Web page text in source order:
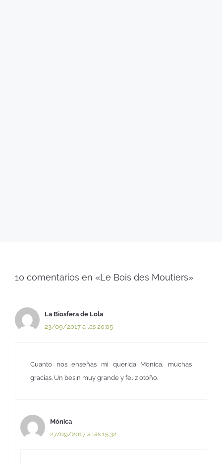
10 comentarios en «Le Bois des Moutiers»
La Biosfera de Lola
23/09/2017 a las 20:05
Cuanto nos enseñas mi querida Monica, muchas
gracias. Un besin muy grande y feliz otoño.
Mónica
27/09/2017 a las 15:32